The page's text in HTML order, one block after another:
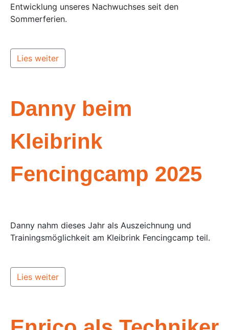
Entwicklung unseres Nachwuchses seit den
Sommerferien.
Lies weiter
Danny beim
Kleibrink
Fencingcamp 2025
Danny nahm dieses Jahr als Auszeichnung und
Trainingsmöglichkeit am Kleibrink Fencingcamp teil.
Lies weiter